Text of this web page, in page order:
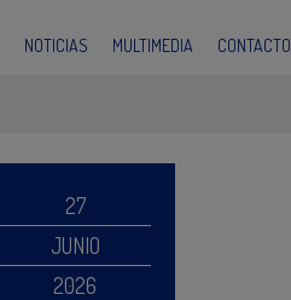
NOTICIAS MULTIMEDIA CONTACTO
27
JUNIO
2026